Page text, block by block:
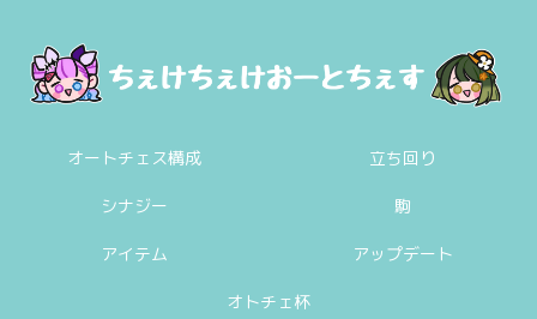
オートチェス構成 立ち回り
シナジー 駒
アイテム アップデート
オトチェ杯